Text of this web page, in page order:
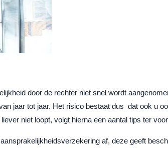
door de rechter niet snel wordt
jaar tot jaar. Het risico bestaat dus dat ook u
niet loopt, volgt hierna een aantal tips ter
af, deze geeft